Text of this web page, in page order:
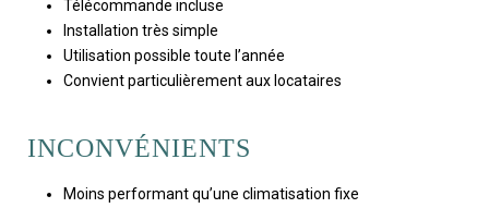
Télécommande incluse
Installation très simple
Utilisation possible toute l’année
Convient particulièrement aux locataires
INCONVÉNIENTS
Moins performant qu’une climatisation fixe